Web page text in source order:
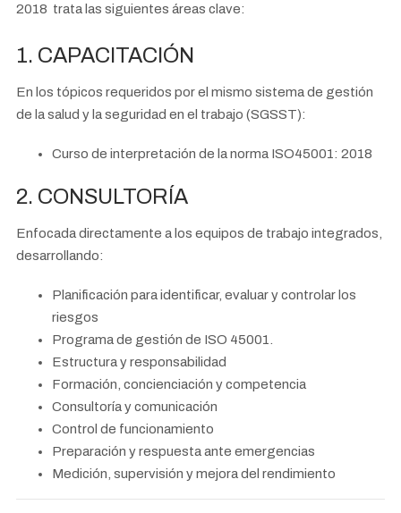
2018 trata las siguientes áreas clave:
1. CAPACITACIÓN
En los tópicos requeridos por el mismo sistema de gestión
de la salud y la seguridad en el trabajo (SGSST):
Curso de interpretación de la norma ISO45001: 2018
2. CONSULTORÍA
Enfocada directamente a los equipos de trabajo integrados,
desarrollando:
Planificación para identificar, evaluar y controlar los
riesgos
Programa de gestión de ISO 45001.
Estructura y responsabilidad
Formación, concienciación y competencia
Consultoría y comunicación
Control de funcionamiento
Preparación y respuesta ante emergencias
Medición, supervisión y mejora del rendimiento